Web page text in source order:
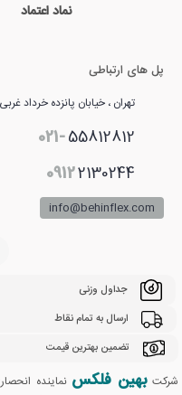
نماد اعتماد
پل های ارتباطی
تهران ، خیابان پانزده خرداد غربی،
021-55812812
09122130244
info@behinflex.com
جداول وزنی
ارسال به تمام نقاط
تضمین بهترین قیمت
شرکتبهین فلکس